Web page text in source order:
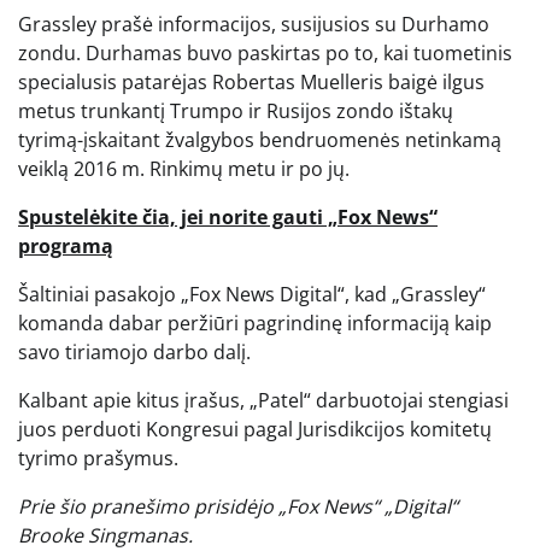
Grassley prašė informacijos, susijusios su Durhamo
zondu. Durhamas buvo paskirtas po to, kai tuometinis
specialusis patarėjas Robertas Muelleris baigė ilgus
metus trunkantį Trumpo ir Rusijos zondo ištakų
tyrimą-įskaitant žvalgybos bendruomenės netinkamą
veiklą 2016 m. Rinkimų metu ir po jų.
Spustelėkite čia, jei norite gauti „Fox News“
programą
Šaltiniai pasakojo „Fox News Digital“, kad „Grassley“
komanda dabar peržiūri pagrindinę informaciją kaip
savo tiriamojo darbo dalį.
Kalbant apie kitus įrašus, „Patel“ darbuotojai stengiasi
juos perduoti Kongresui pagal Jurisdikcijos komitetų
tyrimo prašymus.
Prie šio pranešimo prisidėjo „Fox News“ „Digital“
Brooke Singmanas.